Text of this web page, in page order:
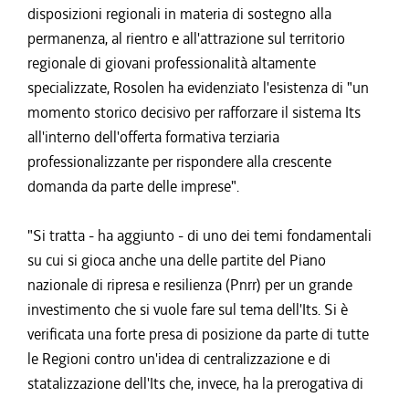
disposizioni regionali in materia di sostegno alla
permanenza, al rientro e all'attrazione sul territorio
regionale di giovani professionalità altamente
specializzate, Rosolen ha evidenziato l'esistenza di "un
momento storico decisivo per rafforzare il sistema Its
all'interno dell'offerta formativa terziaria
professionalizzante per rispondere alla crescente
domanda da parte delle imprese".
"Si tratta - ha aggiunto - di uno dei temi fondamentali
su cui si gioca anche una delle partite del Piano
nazionale di ripresa e resilienza (Pnrr) per un grande
investimento che si vuole fare sul tema dell'Its. Si è
verificata una forte presa di posizione da parte di tutte
le Regioni contro un'idea di centralizzazione e di
statalizzazione dell'Its che, invece, ha la prerogativa di